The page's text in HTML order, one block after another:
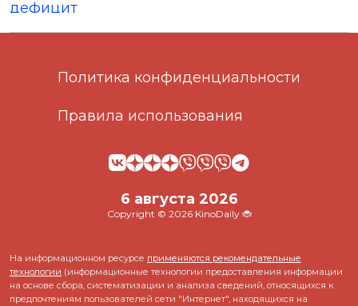
Политика конфиденциальности
Правила использования
6 августа 2026
Copyright © 2026 KinoDaily 🐞
На информационном ресурсе применяются рекомендательные
технологии (информационные технологии предоставления информации
на основе сбора, систематизации и анализа сведений, относящихся к
предпочтениям пользователей сети "Интернет", находящихся на